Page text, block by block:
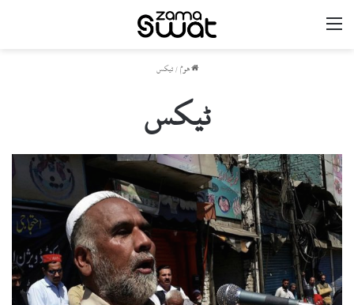
ھوم / ٹیکس
ٹیکس